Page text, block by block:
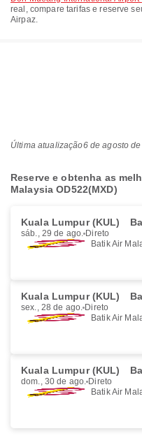
real, compare tarifas e reserve
Airpaz.
Última atualização6 de agosto
Reserve e obtenha as
Malaysia OD522(MXD)
Kuala Lumpur (KUL)
sáb., 29 de ago. Direto
Batik Air
Kuala Lumpur (KUL)
sex., 28 de ago. Direto
Batik Air
Kuala Lumpur (KUL)
dom., 30 de ago. Direto
Batik Air